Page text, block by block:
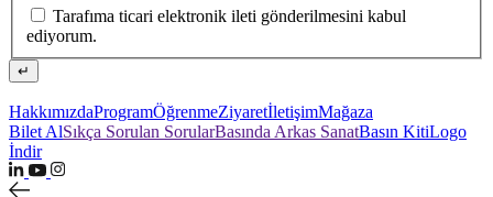
Tarafıma ticari elektronik ileti gönderilmesini kabul
ediyorum.
↵
HakkımızdaProgramÖğrenmeZiyaretİletişimMağaza
Bilet AlSıkça Sorulan SorularBasında Arkas SanatBasın KitiLogo
İndir